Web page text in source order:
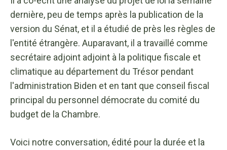
dernière, peu de temps après la publication de la
version du Sénat, et il a étudié de près les règles de
l'entité étrangère. Auparavant, il a travaillé comme
secrétaire adjoint adjoint à la politique fiscale et
climatique au département du Trésor pendant
l'administration Biden et en tant que conseil fiscal
principal du personnel démocrate du comité du
budget de la Chambre.
Voici notre conversation, édité pour la durée et la